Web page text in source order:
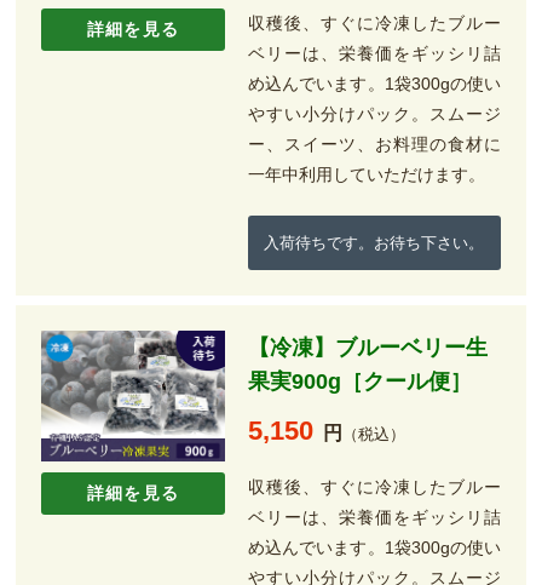
詳細を見る
収穫後、すぐに冷凍したブルー
ベリーは、栄養価をギッシリ詰
め込んでいます。1袋300gの使い
やすい小分けパック。スムージ
ー、スイーツ、お料理の食材に
一年中利用していただけます。
入荷待ちです。お待ち下さい。
詳細を見る
【冷凍】ブルーベリー生
果実900g［クール便］
5,150 円 （税込）
収穫後、すぐに冷凍したブルー
ベリーは、栄養価をギッシリ詰
め込んでいます。1袋300gの使い
やすい小分けパック。スムージ